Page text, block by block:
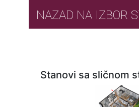
NAZAD NA
Stanovi sa sličnom